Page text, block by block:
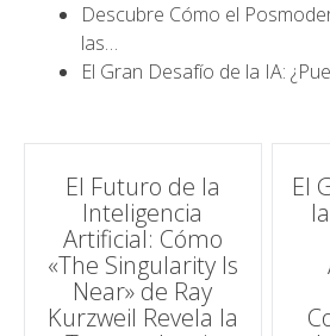
Descubre Cómo el
las…
El Gran Desafío de la IA:
Navegación
entradas
El Futuro de la
Inteligencia
Artificial: Cómo
«The Singularity Is
Near» de Ray
Kurzweil Revela la
El